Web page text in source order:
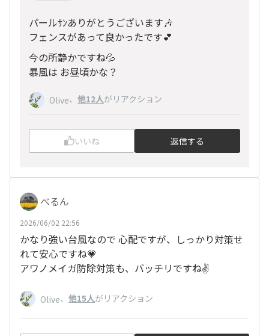
パールｻﾝありがとうございます🎶
フェンスがあって良かったです💕
今の所静かですね💦
暴風は お昼頃かな？
Olive、 他12人がリアクション
いいね 返信する
べるん
2026/06/02 22:56
かなり強い台風なので 心配ですが、しっかり対策せ
れて安心ですね💗
アワノメイガ防除対策も、バッチリですね✌️
Olive、 他15人がリアクション